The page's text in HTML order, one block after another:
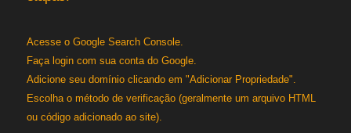
Acesse o Google Search Console.
Faça login com sua conta do Google.
Adicione seu domínio clicando em "Adicionar Propriedade".
Escolha o método de verificação (geralmente um arquivo HTML
ou código adicionado ao site).